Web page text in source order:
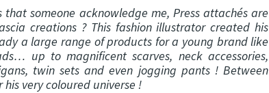
someone acknowledge me, Press attachés are
creations ? This fashion illustrator created his
a large range of products for a young brand like
up to magnificent scarves, neck accessories,
twin sets and even jogging pants ! Between
very coloured universe !